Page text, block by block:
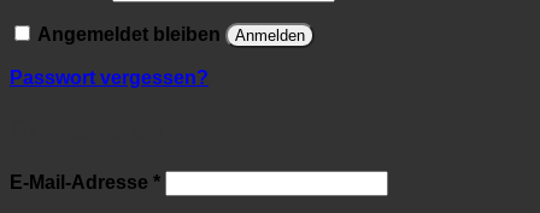
Angemeldet bleiben Anmelden
Passwort vergessen?
E-Mail-Adresse *Erforderlich